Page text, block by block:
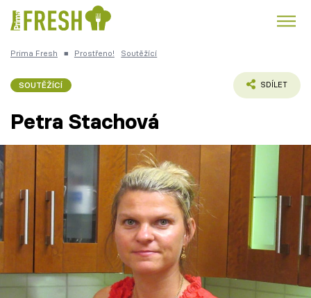
Česká kuchyně
Témata
Recepty
Články
TV Program
Prima Fresh ■ Prostřeno! Soutěžící
SOUTĚŽÍCÍ SDÍLET
Petra Stachová